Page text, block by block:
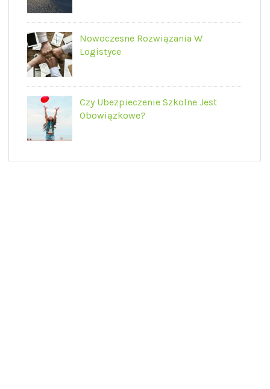
Nowoczesne Rozwiązania W
Logistyce
Czy Ubezpieczenie Szkolne Jest
Obowiązkowe?